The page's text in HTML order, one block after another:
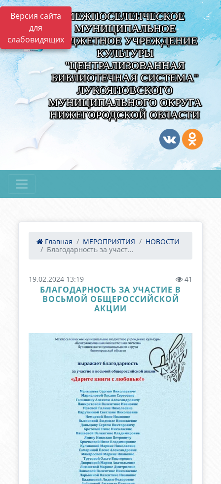
Версия сайта
для
слабовидящих
МЕЖПОСЕЛЕНЧЕСКОЕ
МУНИЦИПАЛЬНОЕ
БЮДЖЕТНОЕ УЧРЕЖДЕНИЕ
КУЛЬТУРЫ
"ЦЕНТРАЛИЗОВАННАЯ
БИБЛИОТЕЧНАЯ СИСТЕМА"
ЛУКОЯНОВСКОГО
МУНИЦИПАЛЬНОГО ОКРУГА
НИЖЕГОРОДСКОЙ ОБЛАСТИ
Главная МЕРОПРИЯТИЯ
НОВОСТИ
Благодарность за участ...
19.02.2024 13:19 41
БЛАГОДАРНОСТЬ ЗА УЧАСТИЕ В
ВОСЬМОЙ ОБЩЕРОССИЙСКОЙ
АКЦИИ